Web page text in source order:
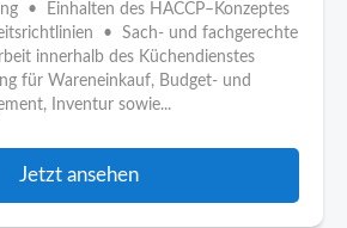
• Einhalten des HACCP–Konzeptes
• Sach- und fachgerechte
innerhalb des Küchendienstes
für Wareneinkauf, Budget- und
Inventur sowie...
Jetzt ansehen